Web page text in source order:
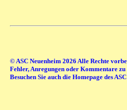
© ASC Neuenheim 2026 Alle Rechte
Fehler, Anregungen oder Kommentare zu
Besuchen Sie auch die Homepage des